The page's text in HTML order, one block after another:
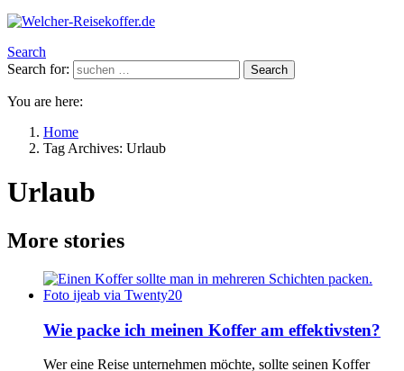
Search
Search for:
Search
You are here:
Home
Tag Archives: Urlaub
Urlaub
More stories
Wie packe ich meinen Koffer am effektivsten?
Wer eine Reise unternehmen möchte, sollte seinen Koffer